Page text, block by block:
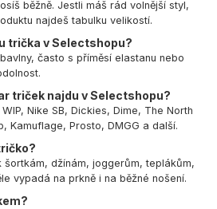
běžně. Jestli máš rád volnější styl,
najdeš tabulku velikostí.
trička v Selectshopu?
často s příměsí elastanu nebo
triček najdu v Selectshopu?
Nike SB, Dickies, Dime, The North
Kamuflage, Prosto, DMGG a další.
šortkám, džínám, joggerům, teplákům,
vypadá na prkně i na běžné nošení.